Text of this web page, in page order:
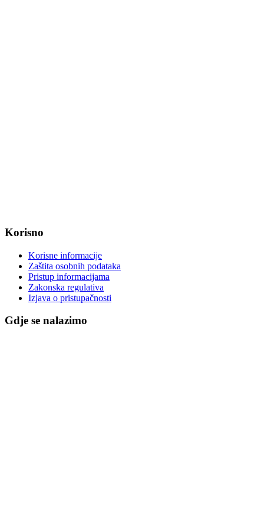
Korisno
Korisne informacije
Zaštita osobnih podataka
Pristup informacijama
Zakonska regulativa
Izjava o pristupačnosti
Gdje se nalazimo